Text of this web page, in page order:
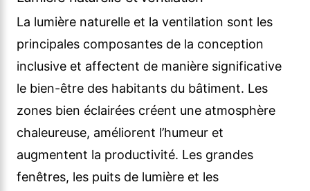
La lumière naturelle et la ventilation sont les
principales composantes de la conception
inclusive et affectent de manière significative
le bien-être des habitants du bâtiment. Les
zones bien éclairées créent une atmosphère
chaleureuse, améliorent l’humeur et
augmentent la productivité. Les grandes
fenêtres, les puits de lumière et les